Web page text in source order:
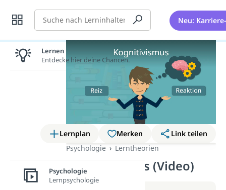
Suche Neu:
Lernplan Merken
Link teilen
Psychologie
Lerntheorien
Kognitivismus (Video)
Lernen lohnt sich!
Entdecke hier deine Chancen.
Psychologie
Lernpsychologie